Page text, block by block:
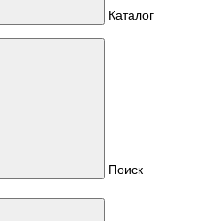
Каталог
Поиск